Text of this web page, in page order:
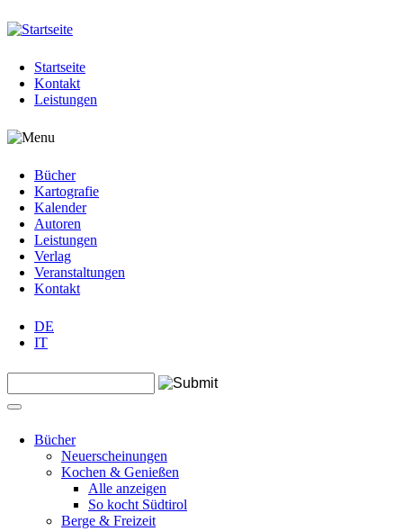
Jump to navigation
Startseite
Kontakt
Leistungen
Bücher
Kartografie
Kalender
Autoren
Leistungen
Verlag
Veranstaltungen
Kontakt
DE
IT
Suchformular
Bücher
Neuerscheinungen
Kochen & Genießen
Alle anzeigen
So kocht Südtirol
Berge & Freizeit